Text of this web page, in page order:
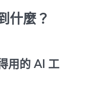
什麼？
用的 AI 工